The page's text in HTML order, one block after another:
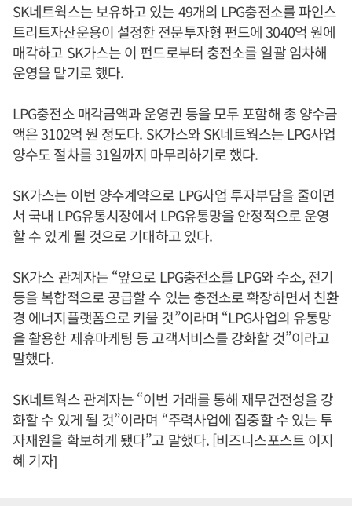
SK네트웍스는 보유하고 있는 49개의 LPG충전소를 파인스
트리트자산운용이 설정한 전문투자형 펀드에 3040억 원에
매각하고 SK가스는 이 펀드로부터 충전소를 일괄 임차해
운영을 맡기로 했다.
LPG충전소 매각금액과 운영권 등을 모두 포함해 총 양수금
액은 3102억 원 정도다. SK가스와 SK네트웍스는 LPG사업
양수도 절차를 31일까지 마무리하기로 했다.
SK가스는 이번 양수계약으로 LPG사업 투자부담을 줄이면
서 국내 LPG유통시장에서 LPG유통망을 안정적으로 운영
할 수 있게 될 것으로 기대하고 있다.
SK가스 관계자는 “앞으로 LPG충전소를 LPG와 수소, 전기
등을 복합적으로 공급할 수 있는 충전소로 확장하면서 친환
경 에너지플랫폼으로 키울 것”이라며 “LPG사업의 유통망
을 활용한 제휴마케팅 등 고객서비스를 강화할 것”이라고
말했다.
SK네트웍스 관계자는 “이번 거래를 통해 재무건전성을 강
화할 수 있게 될 것”이라며 “주력사업에 집중할 수 있는 투
자재원을 확보하게 됐다”고 말했다. [비즈니스포스트 이지
혜 기자]